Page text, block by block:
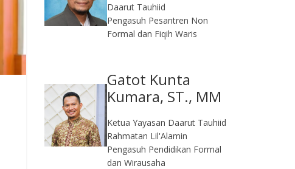
Daarut Tauhiid
Pengasuh Pesantren Non
Formal dan Fiqih Waris
Gatot Kunta
Kumara, ST., MM
Ketua Yayasan Daarut Tauhiid
Rahmatan Lil'Alamin
Pengasuh Pendidikan Formal
dan Wirausaha